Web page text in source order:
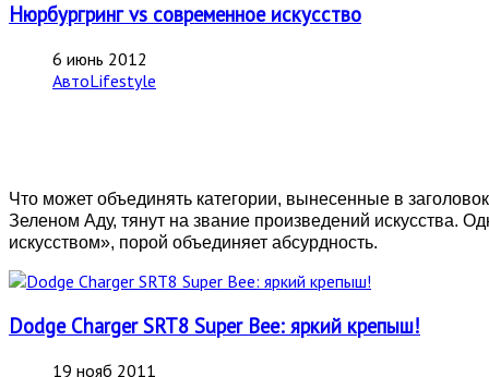
Нюрбургринг vs современное искусство
6 июнь 2012
АвтоLifestyle
Что может объединять категории, вынесенные в
Зеленом Аду, тянут на звание произведений искусства.
искусством», порой объединяет абсурдность.
Dodge Charger SRT8 Super Bee: яркий крепыш!
19 нояб 2011